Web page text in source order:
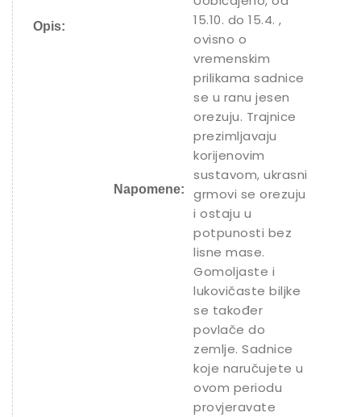
Opis:
Napomene:
15.10. do 15.4. ,
ovisno o
vremenskim
prilikama sadnice
se u ranu jesen
orezuju. Trajnice
prezimljavaju
korijenovim
sustavom, ukrasni
grmovi se orezuju
i ostaju u
potpunosti bez
lisne mase.
Gomoljaste i
lukovičaste biljke
se također
povlače do
zemlje. Sadnice
koje naručujete u
ovom periodu
provjeravate